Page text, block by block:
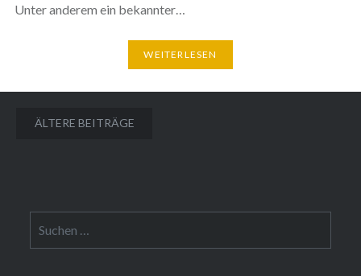
Unter anderem ein bekannter…
WEITERLESEN
Beitragsnavigation
ÄLTERE BEITRÄGE
nach: